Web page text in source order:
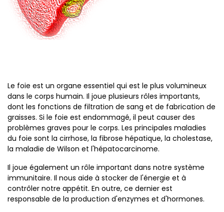
Le foie est un organe essentiel qui est le plus volumineux
dans le corps humain. Il joue plusieurs rôles importants,
dont les fonctions de filtration de sang et de fabrication de
graisses. Si le foie est endommagé, il peut causer des
problèmes graves pour le corps. Les principales maladies
du foie sont la cirrhose, la fibrose hépatique, la cholestase,
la maladie de Wilson et l'hépatocarcinome.
Il joue également un rôle important dans notre système
immunitaire. Il nous aide à stocker de l'énergie et à
contrôler notre appétit. En outre, ce dernier est
responsable de la production d'enzymes et d'hormones.